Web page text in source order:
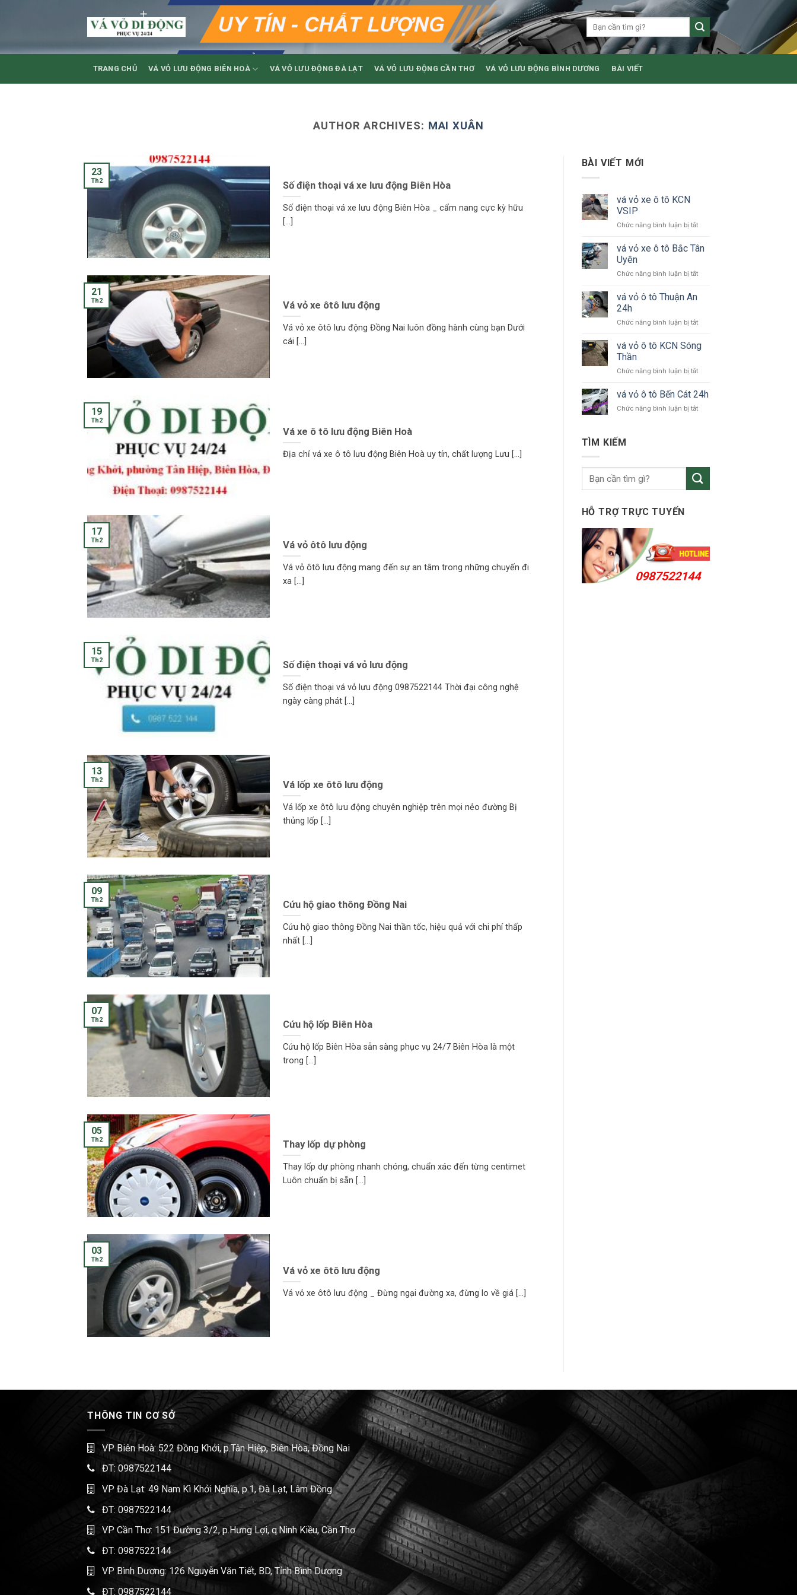
TRANG CHỦ VÁ VỎ LƯU ĐỘNG BIÊN HOÀ VÁ VỎ LƯU ĐỘNG ĐÀ LẠT VÁ VỎ LƯU ĐỘNG CẦN THƠ VÁ VỎ LƯU ĐỘNG BÌNH DƯƠNG BÀI VIẾT
AUTHOR ARCHIVES: MAI XUÂN
Số điện thoại vá xe lưu động Biên Hòa
Số điện thoại vá xe lưu động Biên Hòa _ cẩm nang cực kỳ hữu
[...]
23
Th2
Vá vỏ xe ôtô lưu động
Vá vỏ xe ôtô lưu động Đồng Nai luôn đồng hành cùng bạn Dưới
cái [...]
21
Th2
Vá xe ô tô lưu động Biên Hoà
Địa chỉ vá xe ô tô lưu động Biên Hoà uy tín, chất lượng Lưu [...]
19
Th2
Vá vỏ ôtô lưu động
Vá vỏ ôtô lưu động mang đến sự an tâm trong những chuyến đi
xa [...]
17
Th2
Số điện thoại vá vỏ lưu động
Số điện thoại vá vỏ lưu động 0987522144 Thời đại công nghệ
ngày càng phát [...]
15
Th2
Vá lốp xe ôtô lưu động
Vá lốp xe ôtô lưu động chuyên nghiệp trên mọi nẻo đường Bị
thủng lốp [...]
13
Th2
Cứu hộ giao thông Đồng Nai
Cứu hộ giao thông Đồng Nai thần tốc, hiệu quả với chi phí thấp
nhất [...]
09
Th2
Cứu hộ lốp Biên Hòa
Cứu hộ lốp Biên Hòa sẵn sàng phục vụ 24/7 Biên Hòa là một
trong [...]
07
Th2
Thay lốp dự phòng
Thay lốp dự phòng nhanh chóng, chuẩn xác đến từng centimet
Luôn chuẩn bị sẵn [...]
05
Th2
Vá vỏ xe ôtô lưu động
Vá vỏ xe ôtô lưu động _ Đừng ngại đường xa, đừng lo về giá [...]
03
Th2
BÀI VIẾT MỚI
vá vỏ xe ô tô KCN
VSIP
Chức năng bình luận bị tắtở
vỏ
tô
VSIP
vá vỏ xe ô tô Bắc Tân
Uyên
Chức năng bình luận bị tắtở
tô
Tân
vá vỏ ô tô Thuận An
24h
Chức năng bình luận bị tắtở
vỏ
ô
Thuận
24h
vá vỏ ô tô KCN Sóng
Thần
Chức năng bình luận bị tắtở
vỏ
tô
vá vỏ ô tô Bến Cát 24h
Chức năng bình luận bị tắtở
Cát
24h
TÌM KIẾM
HỖ TRỢ TRỰC TUYẾN
0987522144
THÔNG TIN CƠ SỞ
VP Biên Hoà: 522 Đồng Khởi, p.Tân Hiệp, Biên Hòa, Đồng Nai
ĐT: 0987522144
VP Đà Lạt: 49 Nam Kì Khởi Nghĩa, p.1, Đà Lạt, Lâm Đồng
ĐT: 0987522144
VP Cần Thơ: 151 Đường 3/2, p.Hưng Lợi, q.Ninh Kiều, Cần Thơ
ĐT: 0987522144
VP Bình Dương: 126 Nguyễn Văn Tiết, BD, Tỉnh Bình Dương
ĐT: 0987522144